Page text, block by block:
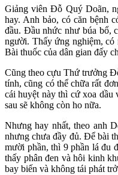
Giảng viên Đỗ Quý Doãn,
hay. Anh bảo, có căn bệnh
đầu. Đầu nhức như búa bổ,
người. Thấy ứng nghiệm, có
Bài thuốc của dân gian đấy
Cũng theo cựu Thứ trưởng
tính, cũng có thể chữa rất
cái huyệt này thì cứ xoa dầu
sau sẽ không còn ho nữa.
Nhưng hay nhất, theo anh
nhưng chưa đầy đủ. Để bài
mười phần, thì 9 phần lá đu
thấy phân đen và hôi kinh
bay biến và không tái phát